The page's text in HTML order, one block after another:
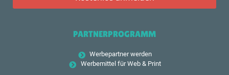
PARTNERPROGRAMM
Werbepartner werden
Werbemittel für Web & Print